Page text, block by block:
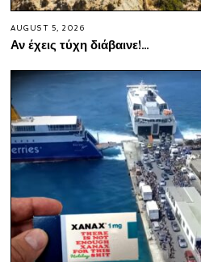
AUGUST 5, 2026
Αν έχεις τύχη διάβαινε!…